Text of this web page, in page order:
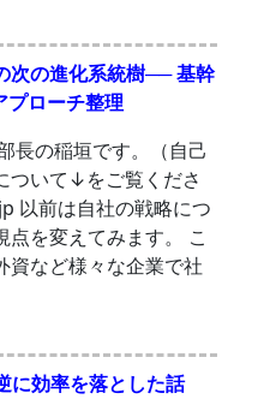
次の進化系統樹── 基幹
プローチ整理
長の稲垣です。（自己
ついて↓をご覧くださ
以前は自社の戦略につ
点を変えてみます。 こ
資など様々な企業で社
に効率を落とした話